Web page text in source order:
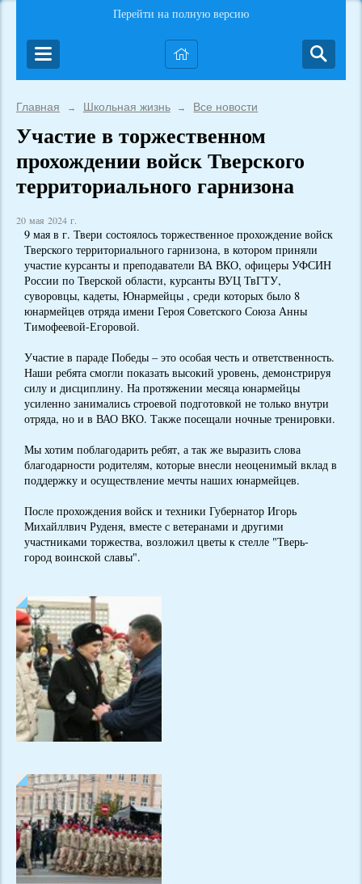
Перейти на полную версию
Главная → Школьная жизнь → Все новости
Участие в торжественном
прохождении войск Тверского
территориального гарнизона
20 мая 2024 г.
9 мая в г. Твери состоялось торжественное прохождение войск
Тверского территориального гарнизона, в котором приняли
участие курсанты и преподаватели ВА ВКО, офицеры УФСИН
России по Тверской области, курсанты ВУЦ ТвГТУ,
суворовцы, кадеты, Юнармейцы , среди которых было 8
юнармейцев отряда имени Героя Советского Союза Анны
Тимофеевой-Егоровой.
Участие в параде Победы – это особая честь и ответственность.
Наши ребята смогли показать высокий уровень, демонстрируя
силу и дисциплину. На протяжении месяца юнармейцы
усиленно занимались строевой подготовкой не только внутри
отряда, но и в ВАО ВКО. Также посещали ночные тренировки.
Мы хотим поблагодарить ребят, а так же выразить слова
благодарности родителям, которые внесли неоценимый вклад в
поддержку и осуществление мечты наших юнармейцев.
После прохождения войск и техники Губернатор Игорь
Михайллвич Руденя, вместе с ветеранами и другими
участниками торжества, возложил цветы к стелле "Тверь-
город воинской славы".